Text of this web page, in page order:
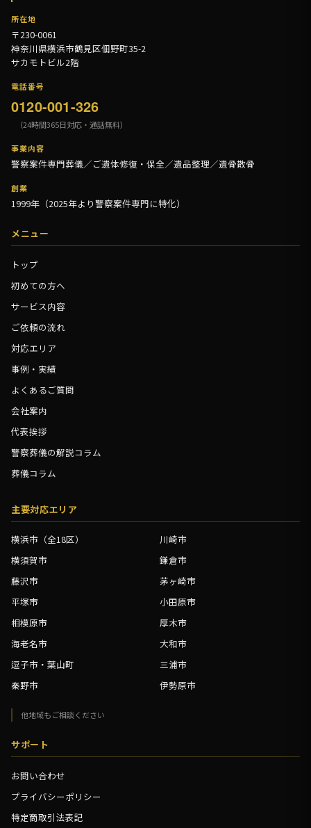
所在地
〒230-0061
神奈川県横浜市鶴見区佃野町35-2
サカモトビル2階
電話番号
0120-001-326
（24時間365日対応・通話無料）
事業内容
警察案件専門葬儀／ご遺体修復・保全／遺品整理／遺骨散骨
創業
1999年（2025年より警察案件専門に特化）
メニュー
トップ
初めての方へ
サービス内容
ご依頼の流れ
対応エリア
事例・実績
よくあるご質問
会社案内
代表挨拶
警察葬儀の解説コラム
葬儀コラム
主要対応エリア
横浜市（全18区）
川崎市
横須賀市
鎌倉市
藤沢市
茅ヶ崎市
平塚市
小田原市
相模原市
厚木市
海老名市
大和市
逗子市・葉山町
三浦市
秦野市
伊勢原市
他地域もご相談ください
サポート
お問い合わせ
プライバシーポリシー
特定商取引法表記